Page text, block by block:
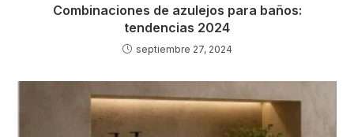
Combinaciones de azulejos para baños:
tendencias 2024
septiembre 27, 2024